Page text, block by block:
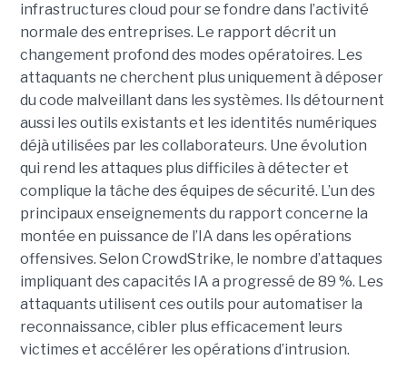
infrastructures cloud pour se fondre dans l’activité
normale des entreprises. Le rapport décrit un
changement profond des modes opératoires. Les
attaquants ne cherchent plus uniquement à déposer
du code malveillant dans les systèmes. Ils détournent
aussi les outils existants et les identités numériques
déjà utilisées par les collaborateurs. Une évolution
qui rend les attaques plus difficiles à détecter et
complique la tâche des équipes de sécurité. L’un des
principaux enseignements du rapport concerne la
montée en puissance de l’IA dans les opérations
offensives. Selon CrowdStrike, le nombre d’attaques
impliquant des capacités IA a progressé de 89 %. Les
attaquants utilisent ces outils pour automatiser la
reconnaissance, cibler plus efficacement leurs
victimes et accélérer les opérations d’intrusion.